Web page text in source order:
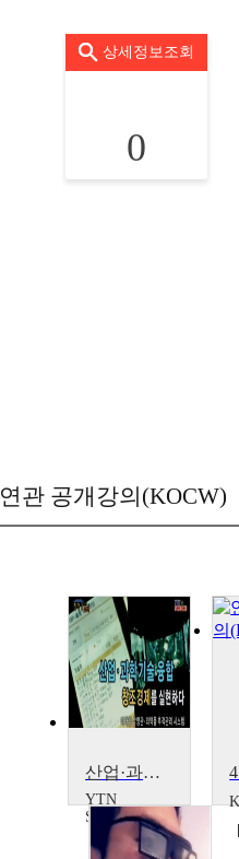
상세정보조회
0
연관 공개강의(KOCW)
산업·과학기술 융합, 창조경제를 실현하다 - 미래형 상영관·의약품 추적관리 시스템
YTN
SCIENCE